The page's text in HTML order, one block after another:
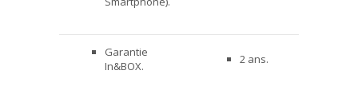
Garantie
In&BOX.
2 ans.